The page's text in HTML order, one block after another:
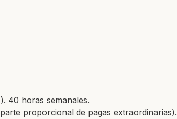
40 horas semanales.
proporcional de pagas extraordinarias).